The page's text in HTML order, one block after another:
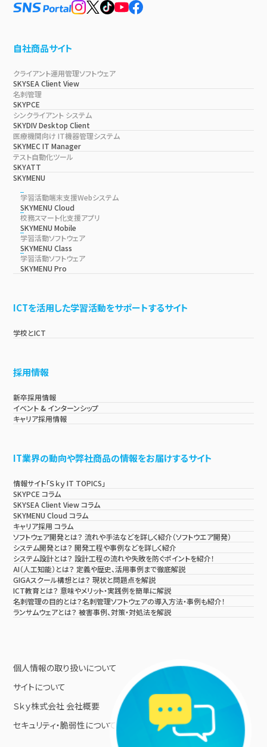
自社商品サイト
クライアント運用管理ソフトウェア
SKYSEA Client View
名刺管理
SKYPCE
シンクライアント システム
SKYDIV Desktop Client
医療機関向け IT機器管理システム
SKYMEC IT Manager
テスト自動化ツール
SKYATT
SKYMENU
学習活動端末支援Webシステム
SKYMENU Cloud
校務スマート化支援アプリ
SKYMENU Mobile
学習活動ソフトウェア
SKYMENU Class
学習活動ソフトウェア
SKYMENU Pro
ICTを活用した学習活動をサポートするサイト
学校とICT
採用情報
新卒採用情報
イベント & インターンシップ
キャリア採用情報
IT業界の動向や弊社商品の情報をお届けするサイト
情報サイト「Ｓｋｙ IT TOPICS」
SKYPCE コラム
SKYSEA Client View コラム
SKYMENU Cloud コラム
キャリア採用 コラム
ソフトウェア開発とは？ 流れや手法などを詳しく紹介（ソフトウエア開発）
システム開発とは？ 開発工程や事例などを詳しく紹介
システム設計とは？ 設計工程の流れや失敗を防ぐポイントを紹介！
AI（人工知能）とは？ 定義や歴史、活用事例まで徹底解説
GIGAスクール構想とは？ 現状と問題点を解説
ICT教育とは？ 意味やメリット・実践例を簡単に解説
名刺管理の目的とは？名刺管理ソフトウェアの導入方法・事例も紹介！
ランサムウェアとは？ 被害事例、対策・対処法を解説
個人情報の取り扱いについて
サイトについて
Ｓｋｙ株式会社 会社概要
セキュリティ・脆弱性について